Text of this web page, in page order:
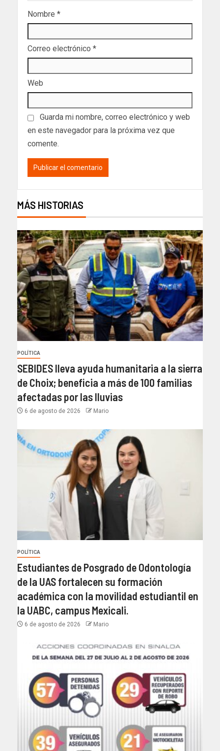
Nombre *
Correo electrónico *
Web
Guarda mi nombre, correo electrónico y web
en este navegador para la próxima vez que
comente.
MÁS HISTORIAS
POLÍTICA
SEBIDES lleva ayuda humanitaria a la sierra
de Choix; beneficia a más de 100 familias
afectadas por las lluvias
6 de agosto de 2026 Mario
POLÍTICA
Estudiantes de Posgrado de Odontología
de la UAS fortalecen su formación
académica con la movilidad estudiantil en
la UABC, campus Mexicali.
6 de agosto de 2026 Mario